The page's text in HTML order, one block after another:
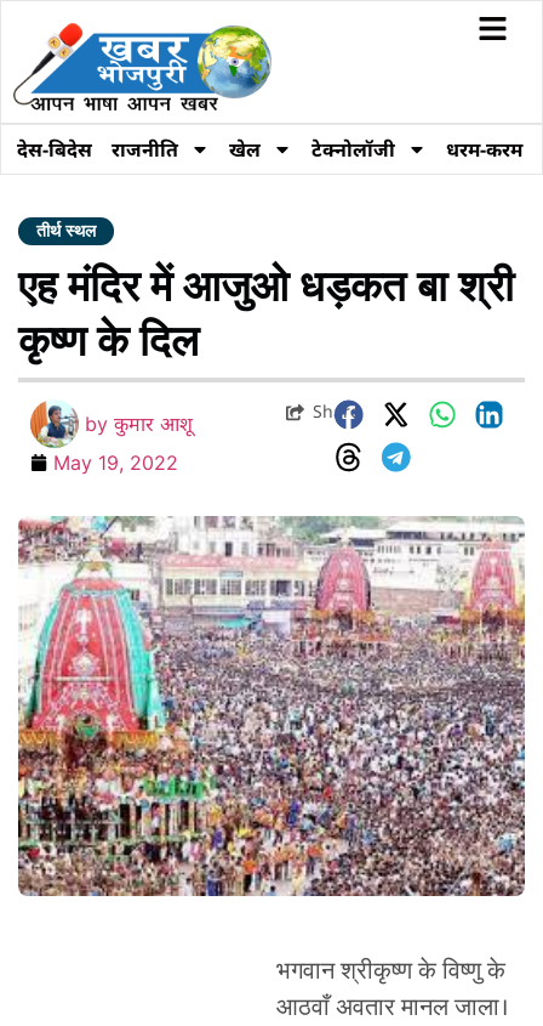
देस-बिदेस राजनीति खेल टेक्नोलॉजी धरम-करम
तीर्थ स्थल
एह मंदिर में आजुओ धड़कत बा श्री
कृष्ण के दिल
by कुमार आशू
May 19, 2022
Share
भगवान श्रीकृष्ण के विष्णु के
आठवाँ अवतार मानल जाला।